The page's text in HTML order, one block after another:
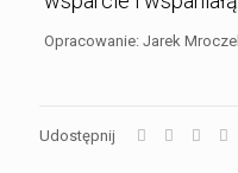
Opracowanie: Jarek
Udostępnij